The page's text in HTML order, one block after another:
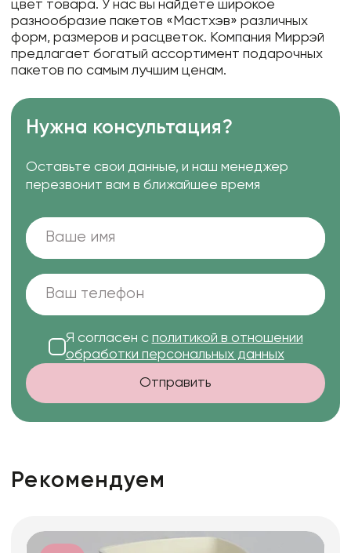
цвет товара. У нас вы найдете широкое
разнообразие пакетов «Мастхэв» различных
форм, размеров и расцветок. Компания Миррэй
предлагает богатый ассортимент подарочных
пакетов по самым лучшим ценам.
Нужна консультация?
Оставьте свои данные, и наш менеджер
перезвонит вам в ближайшее время
Я согласен с политикой в отношении
обработки персональных данных
Отправить
Рекомендуем